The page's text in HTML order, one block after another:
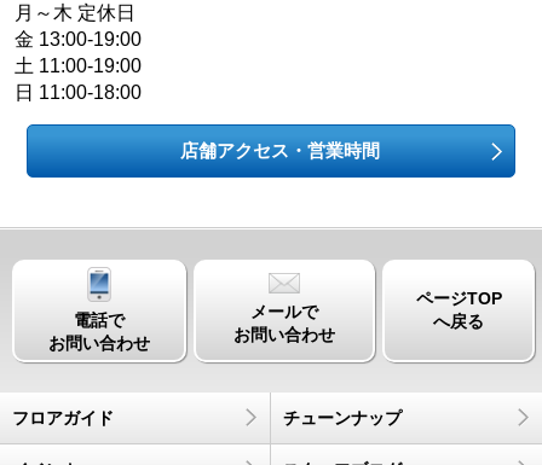
月～木 定休日
金 13:00-19:00
土 11:00-19:00
日 11:00-18:00
店舗アクセス・営業時間
電話で
お問い合わせ
メールで
お問い合わせ
ページTOP
へ戻る
フロアガイド チューンナップ